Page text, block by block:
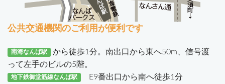
公共交通機関のご利用が便利です
南海なんば駅
から徒歩1分。南出口から東へ50m、信号渡
って左手のビルの5階。
地下鉄御堂筋線なんば駅 E9番出口から南へ徒歩1分